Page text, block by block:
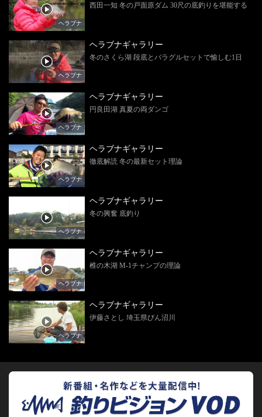
ヘラブナ
西田一知 冬の戸面原ダム 30尺の底釣りを堪能する
ヘラブナ
ヘラブナギャラリー
冬のさくら湖 段底とバラグルセットで愉しむ1日
ヘラブナ
ヘラブナギャラリー
円良田湖 真夏の両ダンゴ
ヘラブナ
ヘラブナギャラリー
徹底解読 冬の最新セット理論
ヘラブナ
ヘラブナギャラリー
冬の興奮 底釣り
ヘラブナ
ヘラブナギャラリー
椎の木湖 M-1チャンプの理論
ヘラブナ
ヘラブナギャラリー
伊藤さとし 埼玉県びん沼川